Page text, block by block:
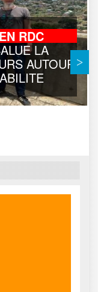
RDC
LA
AUTOUR